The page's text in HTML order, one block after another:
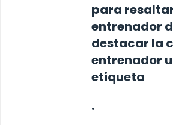
para
entrenador
destacar la
entrenador
etiqueta
.